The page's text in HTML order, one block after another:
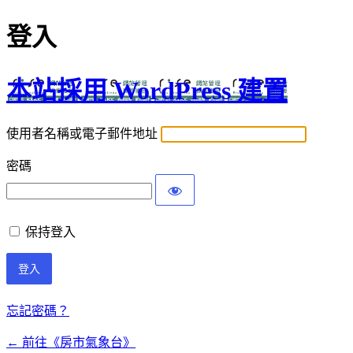
登入
本站採用 WordPress 建置
使用者名稱或電子郵件地址
密碼
保持登入
忘記密碼？
← 前往《房市氣象台》